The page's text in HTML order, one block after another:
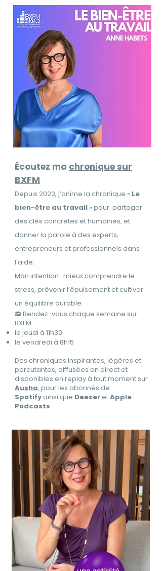
Écoutez ma chronique sur
BXFM
Depuis 2023, j’anime la chronique « Le
bien-être au travail » pour partager
des clés concrètes et humaines, et
donner la parole à des experts,
entrepreneurs et professionnels dans
l'aide.
Mon intention : mieux comprendre le
stress, prévenir l’épuisement et cultiver
un équilibre durable.
📻 Rendez-vous chaque semaine sur
BXFM :
le jeudi à 11h30
le vendredi à 8h15
Des chroniques inspirantes, légères et
percutantes, diffusées en direct et
disponibles en replay à tout moment sur
Ausha, pour les abonnés de
Spotify ainsi que Deezer etApple
Podcasts.